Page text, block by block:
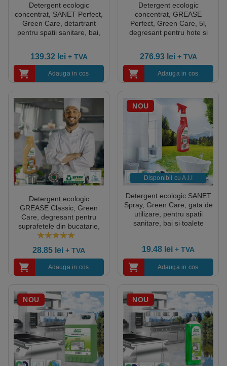
Detergent ecologic
concentrat, SANET Perfect,
Green Care, detartrant
pentru spatii sanitare, bai,
CLP Free, Biodegradabil
139.32 lei + TVA
Adauga in cos
Detergent ecologic
concentrat, GREASE
Perfect, Green Care, 5l,
degresant pentru hote si
frigidere, cuptoare cu
convectie, certificat
Ecolabel, Cradle-to-Cradle,
276.93 lei + TVA
Adauga in cos
Detergent ecologic
GREASE Classic, Green
Care, degresant pentru
suprafetele din bucatarie,
frigidere, cuptoare, aparate
certificat Ecolabel
28.85 lei + TVA
Adauga in cos
NOU
Disponibil cu A.I.​!
Detergent ecologic SANET
Spray, Green Care, gata de
utilizare, pentru spatii
sanitare, bai si toalete
Biodegradabil complet
19.48 lei + TVA
Adauga in cos
NOU NOU